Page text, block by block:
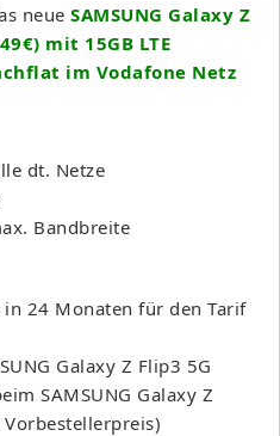
neue SAMSUNG Galaxy Z
mit 15GB LTE
im Vodafone Netz
dt. Netze
Bandbreite
24 Monaten für den Tarif
Galaxy Z Flip3 5G
SAMSUNG Galaxy Z